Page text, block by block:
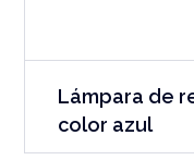
Lámpara de
color azul